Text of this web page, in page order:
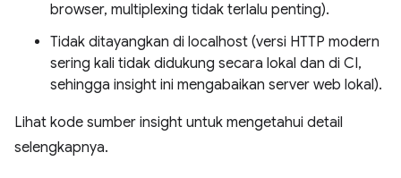
browser, multiplexing tidak terlalu penting).
Tidak ditayangkan di localhost (versi HTTP modern
sering kali tidak didukung secara lokal dan di CI,
sehingga insight ini mengabaikan server web lokal).
Lihat kode sumber insight untuk mengetahui detail
selengkapnya.